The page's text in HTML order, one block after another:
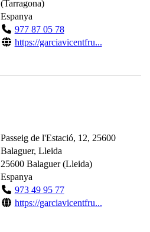
(Tarragona)
Espanya
977 87 05 78
https://garciavicentfru...
Passeig de l'Estació, 12, 25600
Balaguer, Lleida
25600 Balaguer(Lleida)
Espanya
973 49 95 77
https://garciavicentfru...